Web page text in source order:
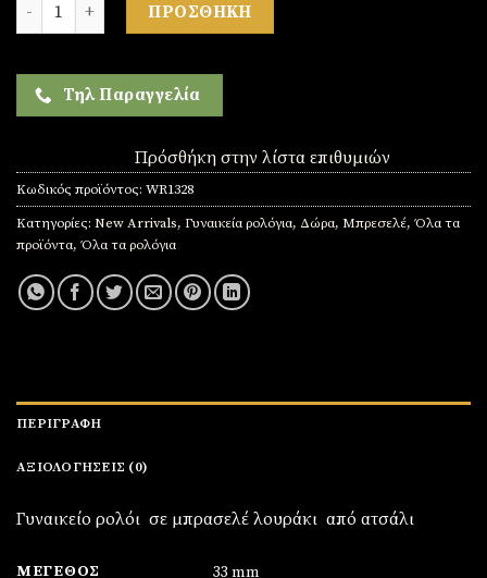
ΠΡΟΣΘΉΚΗ
Τηλ Παραγγελία
Πρόσθήκη στην λίστα επιθυμιών
Κωδικός προϊόντος: WR1328
Κατηγορίες: New Arrivals, Γυναικεία ρολόγια, Δώρα, Μπρεσελέ, Όλα τα
προϊόντα, Όλα τα ρολόγια
ΠΕΡΙΓΡΑΦΉ
ΑΞΙΟΛΟΓΉΣΕΙΣ (0)
Γυναικείο ρολόι σε μπρασελέ λουράκι από ατσάλι
ΜΈΓΕΘΟΣ
33 mm